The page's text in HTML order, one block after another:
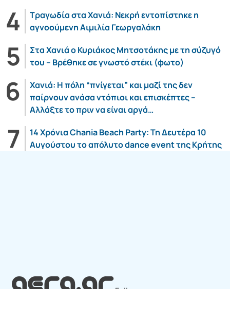
Τραγωδία στα Χανιά: Νεκρή εντοπίστηκε η
αγνοούμενη Αιμιλία Γεωργαλάκη
Στα Χανιά ο Κυριάκος Μητσοτάκης με τη σύζυγό
του – Βρέθηκε σε γνωστό στέκι (φωτο)
Χανιά: Η πόλη “πνίγεται” και μαζί της δεν
παίρνουν ανάσα ντόπιοι και επισκέπτες –
Αλλάξτε το πριν να είναι αργά…
14 Χρόνια Chania Beach Party: Τη Δευτέρα 10
Αυγούστου το απόλυτο dance event της Κρήτης
Follow us: